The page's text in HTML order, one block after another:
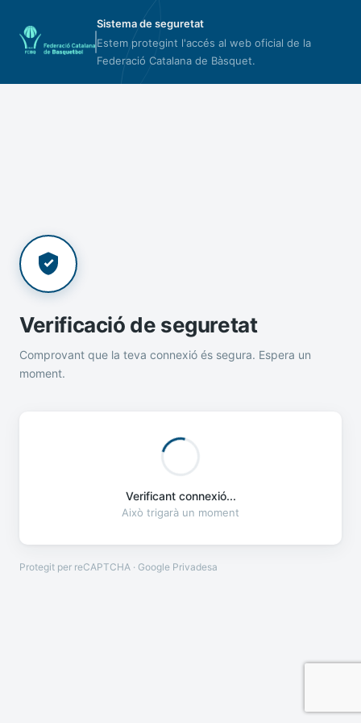
Sistema de seguretat
Estem protegint l'accés al web oficial de la
Federació Catalana de Bàsquet.
Verificació de seguretat
Comprovant que la teva connexió és segura. Espera un
moment.
Verificant connexió...
Això trigarà un moment
Protegit per reCAPTCHA · Google Privadesa